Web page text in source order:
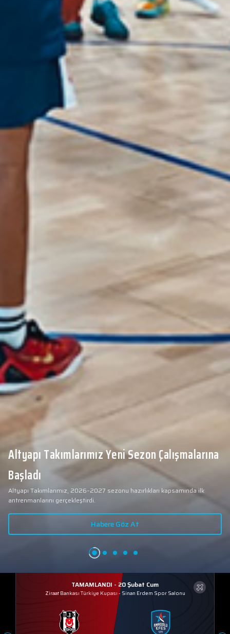
Altyapı Takımlarımız Yeni Sezon Çalışmalarına
Başladı
Altyapı Takımlarımız, 2026–2027 sezonu hazırlıkları kapsamında ilk
antrenmanlarını gerçekleştirdi.
Habere Göz At
TAMAMLANDI - 20 Şubat Cum
Ziraat Bankası Türkiye Kupası - Sinan Erdem Spor Salonu